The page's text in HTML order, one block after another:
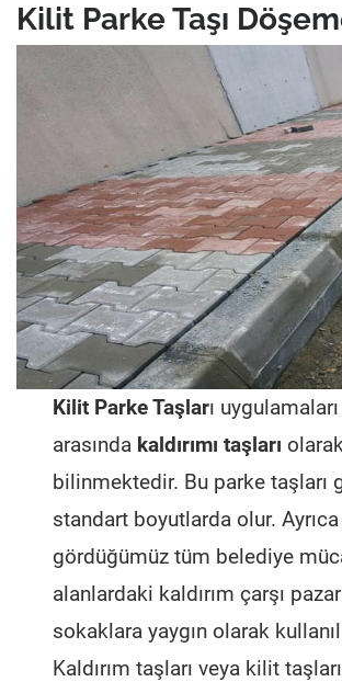
Kilit Parke Taşı
Kilit Parke Taşları
arasında kaldırımı taşları
bilinmektedir. Bu parke taşları
standart boyutlarda olur. Ayrıca
gördüğümüz tüm belediye
alanlardaki kaldırım çarşı
sokaklara yaygın olarak
Kaldırım taşları veya kilit